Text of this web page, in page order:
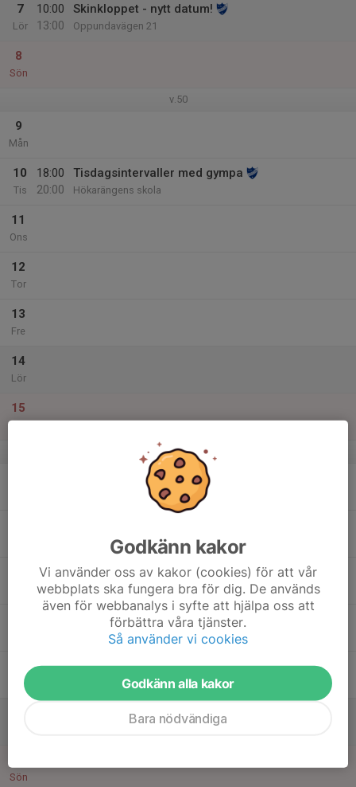
7
Lör
10:00
13:00
Skinkloppet - nytt datum!
Oppundavägen 21
8
Sön
v.50
9
Mån
10
Tis
18:00
20:00
Tisdagsintervaller med gympa
Hökarängens skola
11
Ons
12
Tor
13
Fre
14
Lör
15
Sön
v.51
Hökarängens skola
Fre
Sön
Godkänn kakor
Vi använder oss av kakor (cookies) för att vår
webbplats ska fungera bra för dig. De används
även för webbanalys i syfte att hjälpa oss att
förbättra våra tjänster.
Så använder vi cookies
Godkänn alla kakor
Bara nödvändiga